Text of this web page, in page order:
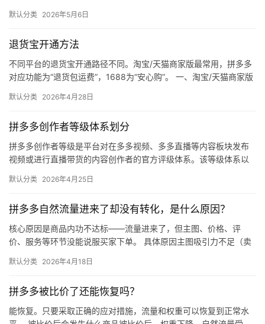
自
体
社
区
默认分类 2026年5月6日
退货宝开通方法
不同平台的退货宝开通路径不同。淘宝/天猫商家版最常用，拼多多
对应功能为“退货包运费”，1688为“安心购”。 一、淘宝/天猫商家版
默认分类 2026年4月28日
拼多多创作者等级体系划分
拼多多创作者等级是平台对在多多视频、多多直播等内容板块发布
视频或进行直播带货的内容创作者的官方评级体系。该等级体系以
同等级…
默认分类 2026年4月25日
拼多多自然流量进来了却没有转化，是什么原因？
核心原因是商品内功不达标——流量进来了，但主图、价格、评
价、服务等环节没能说服买家下单。 具体原因主图吸引力不足（卖
评少、…
默认分类 2026年4月18日
拼多多被比价了还能恢复吗？
能恢复。只要采取正确的应对措施，流量和权重可以恢复到正常水